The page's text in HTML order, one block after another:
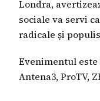
Londra,
sociale va servi
radicale și
Evenimentul este
Antena3, ProTV,